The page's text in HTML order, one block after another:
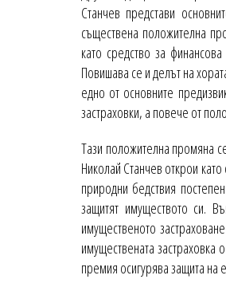
Станчев представи
съществена положителна
като средство за
Повишава се и делът на
едно от основните
застраховки, а повече от
Тази положителна промяна
Николай Станчев открои
природни бедствия
защитят имуществото си.
имущественото
имуществената застраховка
премия осигурява защита на